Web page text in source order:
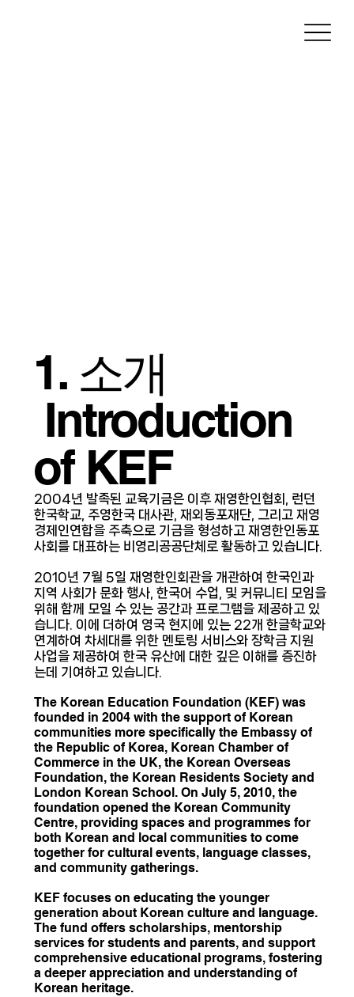
1. 소개
Introduction
of KEF
2004년 발족된 교육기금은 이후 재영한인협회, 런던
한국학교, 주영한국 대사관, 재외동포재단, 그리고 재영
경제인연합을 주축으로 기금을 형성하고 재영한인동포
사회를 대표하는 비영리공공단체로 활동하고 있습니다.
2010년 7월 5일 재영한인회관을 개관하여 한국인과
지역 사회가 문화 행사, 한국어 수업, 및 커뮤니티 모임을
위해 함께 모일 수 있는 공간과 프로그램을 제공하고 있
습니다. 이에 더하여 영국 현지에 있는 22개 한글학교와
연계하여 차세대를 위한 멘토링 서비스와 장학금 지원
사업을 제공하여 한국 유산에 대한 깊은 이해를 증진하
는데 기여하고 있습니다.
The Korean Education Foundation (KEF) was
founded in 2004 with the support of Korean
communities more specifically the Embassy of
the Republic of Korea, Korean Chamber of
Commerce in the UK, the Korean Overseas
Foundation, the Korean Residents Society and
London Korean School. On July 5, 2010, the
foundation opened the Korean Community
Centre, providing spaces and programmes for
both Korean and local communities to come
together for cultural events, language classes,
and community gatherings.
KEF focuses on educating the younger
generation about Korean culture and language.
The fund offers scholarships, mentorship
services for students and parents, and support
comprehensive educational programs, fostering
a deeper appreciation and understanding of
Korean heritage.